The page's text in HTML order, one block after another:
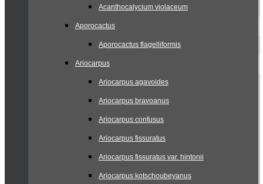
Acanthocalycium violaceum
Aporocactus
Aporocactus flagelliformis
Ariocarpus
Ariocarpus agavoides
Ariocarpus bravoanus
Ariocarpus confusus
Ariocarpus fissuratus
Ariocarpus fissuratus var. hintonii
Ariocarpus kotschoubeyanus